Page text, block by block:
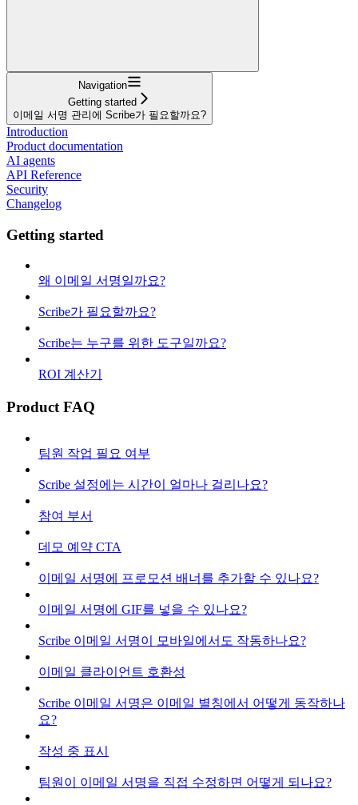
Navigation
Getting started
이메일 서명 관리에 Scribe가 필요할까요?
Introduction
Product documentation
AI agents
API Reference
Security
Changelog
Getting started
왜 이메일 서명일까요?
Scribe가 필요할까요?
Scribe는 누구를 위한 도구일까요?
ROI 계산기
Product FAQ
팀원 작업 필요 여부
Scribe 설정에는 시간이 얼마나 걸리나요?
참여 부서
데모 예약 CTA
이메일 서명에 프로모션 배너를 추가할 수 있나요?
이메일 서명에 GIF를 넣을 수 있나요?
Scribe 이메일 서명이 모바일에서도 작동하나요?
이메일 클라이언트 호환성
Scribe 이메일 서명은 이메일 별칭에서 어떻게 동작하나
요?
작성 중 표시
팀원이 이메일 서명을 직접 수정하면 어떻게 되나요?